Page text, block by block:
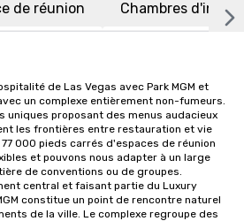
de réunion Chambres
de Las Vegas avec Park MGM et
un complexe entièrement non-fumeurs.
uniques proposant des menus audacieux
les frontières entre restauration et vie
000 pieds carrés d'espaces de réunion
et pouvons nous adapter à un large
de conventions ou de groupes.
central et faisant partie du Luxury
constitue un point de rencontre naturel
de la ville. Le complexe regroupe des